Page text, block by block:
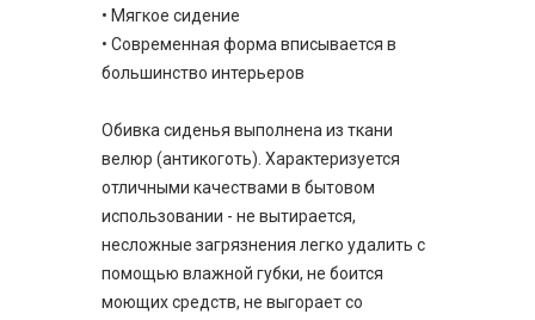
• Мягкое сидение
• Современная форма вписывается в
большинство интерьеров
Обивка сиденья выполнена из ткани
велюр (антикоготь). Характеризуется
отличными качествами в бытовом
использовании - не вытирается,
несложные загрязнения легко удалить с
помощью влажной губки, не боится
моющих средств, не выгорает со